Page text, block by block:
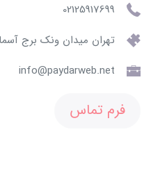
02125917699
تهران میدان ونک برج آسمان
info@paydarweb.net
فرم تماس